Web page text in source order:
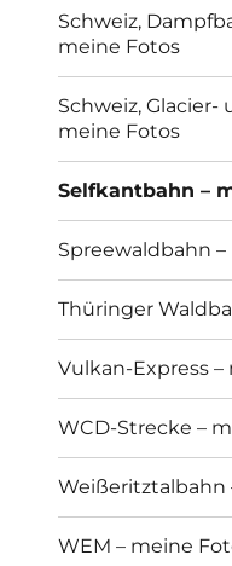
Schweiz,
meine Fotos
Schweiz, Glacier-
meine Fotos
Selfkantbahn –
Spreewaldbahn
Thüringer
Vulkan-Express
WCD-Strecke –
Weißeritztalbahn
WEM – meine